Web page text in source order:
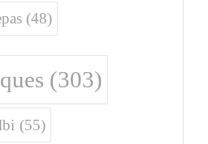
(48)
(303)
(55)